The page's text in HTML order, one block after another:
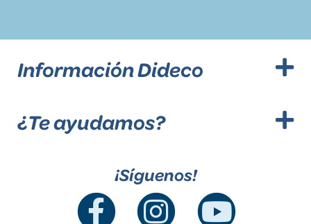
Información Dideco
¿Te ayudamos?
¡Síguenos!